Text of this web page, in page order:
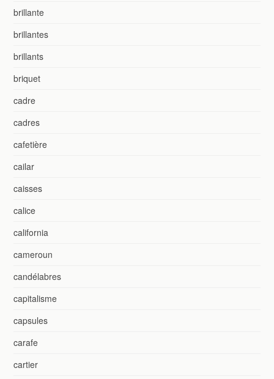
brillante
brillantes
brillants
briquet
cadre
cadres
cafetière
cailar
caisses
calice
california
cameroun
candélabres
capitalisme
capsules
carafe
cartier